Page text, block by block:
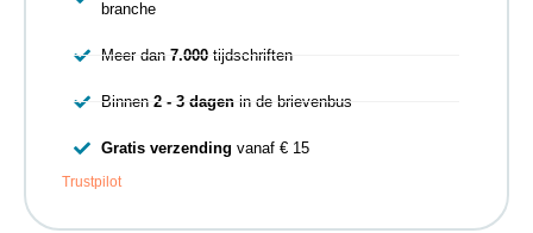
branche
Meer dan 7.000tijdschriften
Binnen 2 - 3 dagenin de brievenbus
Gratis verzending vanaf € 15
Trustpilot